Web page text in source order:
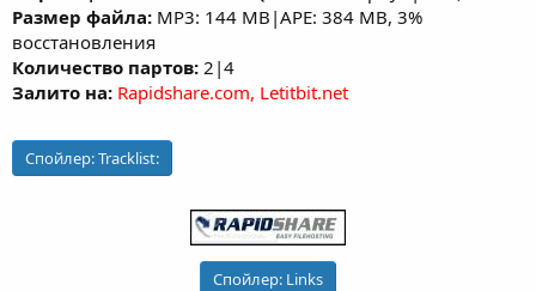
Размер файла: MP3: 144 MB|APE: 384 MB, 3%
восстановления
Количество партов: 2|4
Залито на: Rapidshare.com, Letitbit.net
Спойлер:Tracklist:
Спойлер: Links